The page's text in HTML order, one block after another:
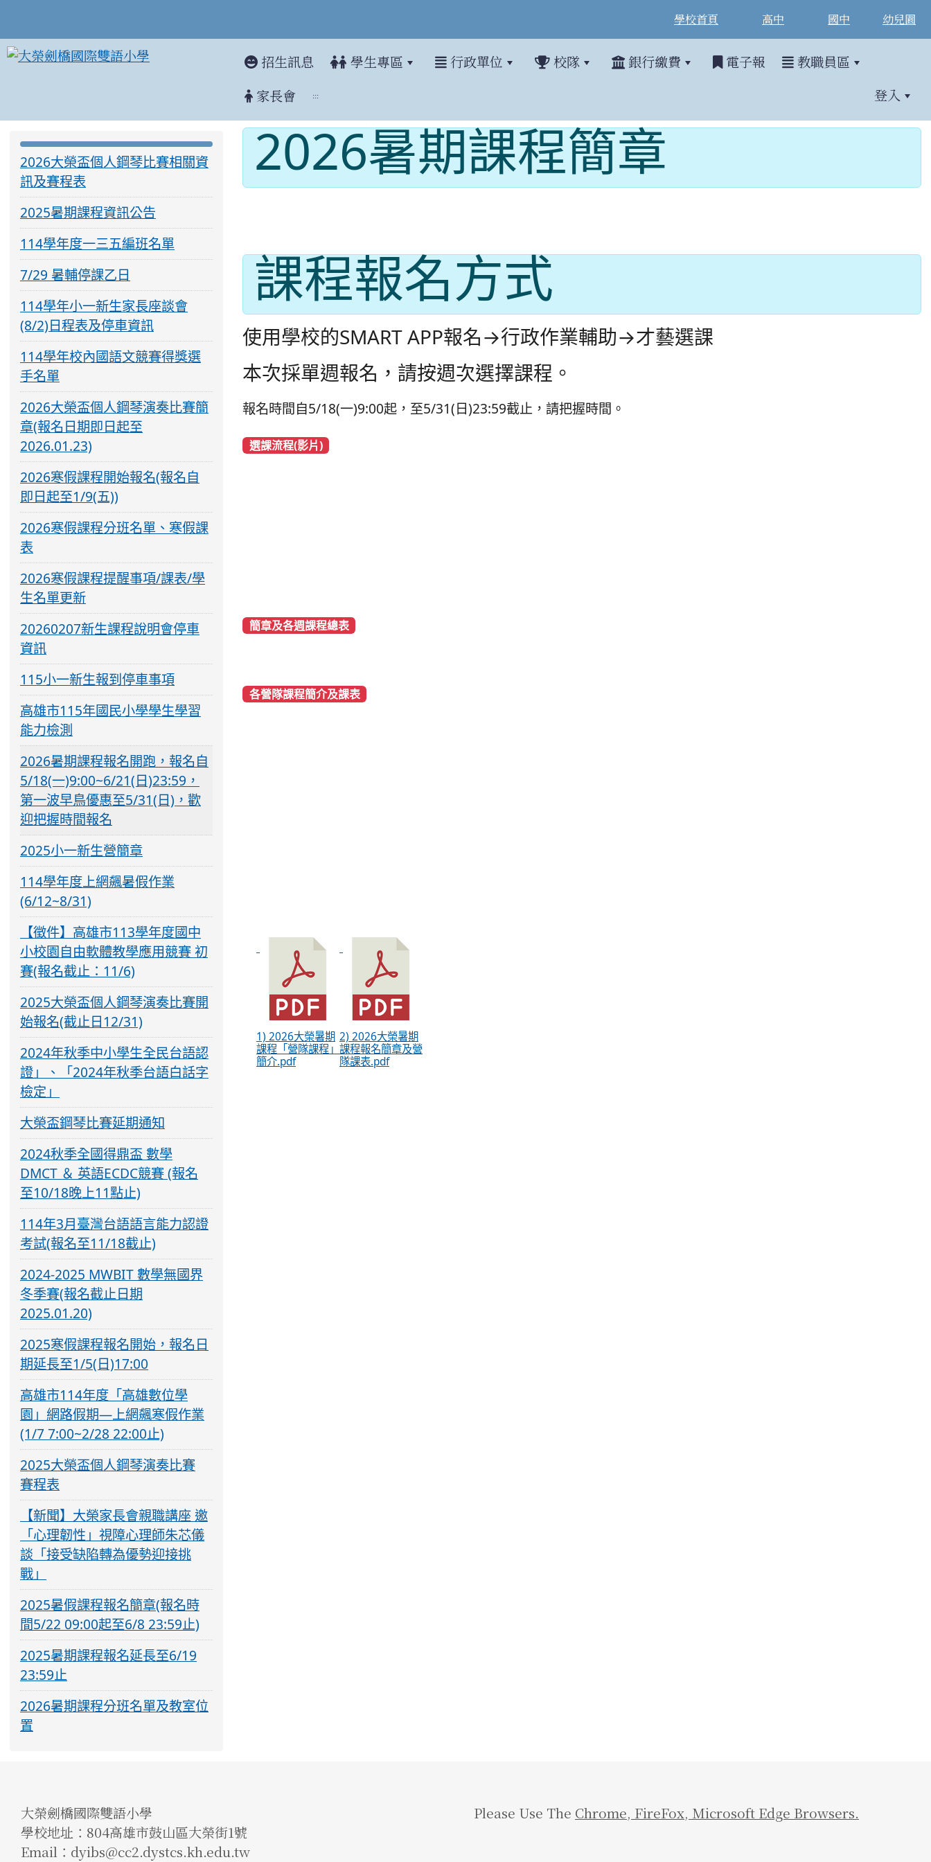
學校首頁 高中 國中 幼兒園
招生訊息 學生專區 行政單位 校隊 銀行繳費 電子報 教職員區
家長會 ::: 登入
:::
2026暑期課程報名開跑，報名自5/18(一)9:00~6/21(日)23:59，第一
2026暑期課程簡章
課程報名方式
使用學校的SMART APP報名→行政作業輔助→才藝選課
本次採單週報名，請按週次選擇課程。
報名時間自5/18(一)9:00起，至5/31(日)23:59截止，請把握時間。
選課流程(影片)
簡章及各週課程總表
各營隊課程簡介及課表
1) 2026大榮暑期
課程「營隊課程」
簡介.pdf
2) 2026大榮暑期
課程報名簡章及營
隊課表.pdf
2026大榮盃個人鋼琴比賽相關資
訊及賽程表
2025暑期課程資訊公告
114學年度一三五編班名單
7/29 暑輔停課乙日
114學年小一新生家長座談會
(8/2)日程表及停車資訊
114學年校內國語文競賽得獎選
手名單
2026大榮盃個人鋼琴演奏比賽簡
章(報名日期即日起至
2026.01.23)
2026寒假課程開始報名(報名自
即日起至1/9(五))
2026寒假課程分班名單、寒假課
表
2026寒假課程提醒事項/課表/學
生名單更新
20260207新生課程說明會停車
資訊
115小一新生報到停車事項
高雄市115年國民小學學生學習
能力檢測
2026暑期課程報名開跑，報名自
5/18(一)9:00~6/21(日)23:59，
第一波早鳥優惠至5/31(日)，歡
迎把握時間報名
2025小一新生營簡章
114學年度上網飆暑假作業
(6/12~8/31)
【徵件】高雄市113學年度國中
小校園自由軟體教學應用競賽 初
賽(報名截止：11/6)
2025大榮盃個人鋼琴演奏比賽開
始報名(截止日12/31)
2024年秋季中小學生全民台語認
證」、「2024年秋季台語白話字
檢定」
大榮盃鋼琴比賽延期通知
2024秋季全國得鼎盃 數學
DMCT ＆ 英語ECDC競賽 (報名
至10/18晚上11點止)
114年3月臺灣台語語言能力認證
考試(報名至11/18截止)
2024-2025 MWBIT 數學無國界
冬季賽(報名截止日期
2025.01.20)
2025寒假課程報名開始，報名日
期延長至1/5(日)17:00
高雄市114年度「高雄數位學
園」網路假期—上網飆寒假作業
(1/7 7:00~2/28 22:00止)
2025大榮盃個人鋼琴演奏比賽
賽程表
【新聞】大榮家長會親職講座 邀
「心理韌性」視障心理師朱芯儀
談「接受缺陷轉為優勢迎接挑
戰」
2025暑假課程報名簡章(報名時
間5/22 09:00起至6/8 23:59止)
2025暑期課程報名延長至6/19
23:59止
2026暑期課程分班名單及教室位
置
大榮劍橋國際雙語小學
學校地址：804高雄市鼓山區大榮街1號
Email：dyibs@cc2.dystcs.kh.edu.tw
Please Use The Chrome, FireFox, Microsoft Edge Browsers.